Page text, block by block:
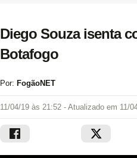
Diego Souza isenta
Botafogo
Por: FogãoNET
11/04/19 às 21:52 - Atualizado em 11/